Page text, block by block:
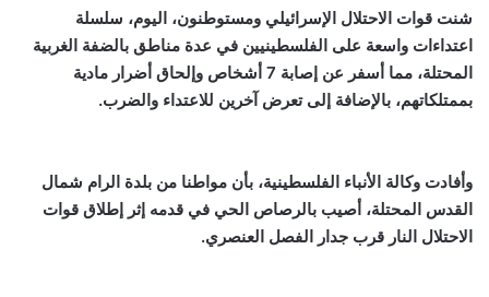
شنت قوات الاحتلال الإسرائيلي ومستوطنون، اليوم، سلسلة
اعتداءات واسعة على الفلسطينيين في عدة مناطق بالضفة الغربية
المحتلة، مما أسفر عن إصابة 7 أشخاص وإلحاق أضرار مادية
بممتلكاتهم، بالإضافة إلى تعرض آخرين للاعتداء والضرب.
وأفادت وكالة الأنباء الفلسطينية، بأن مواطنا من بلدة الرام شمال
القدس المحتلة، أصيب بالرصاص الحي في قدمه إثر إطلاق قوات
الاحتلال النار قرب جدار الفصل العنصري.